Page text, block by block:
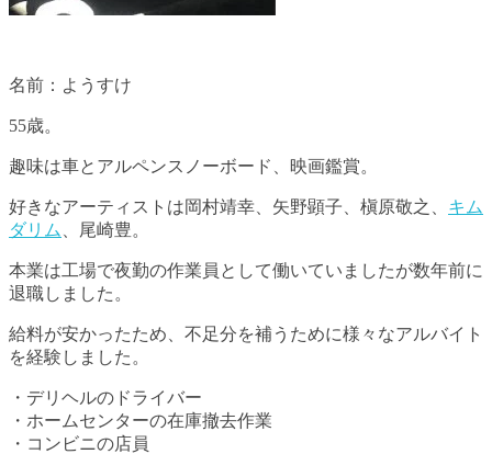
名前：ようすけ
55歳。
趣味は車とアルペンスノーボード、映画鑑賞。
好きなアーティストは岡村靖幸、矢野顕子、槇原敬之、 キム
ダリム
、尾崎豊。
本業は工場で夜勤の作業員として働いていましたが数年前に
退職しました。
給料が安かったため、不足分を補うために様々なアルバイト
を経験しました。
・デリヘルのドライバー
・ホームセンターの在庫撤去作業
・コンビニの店員